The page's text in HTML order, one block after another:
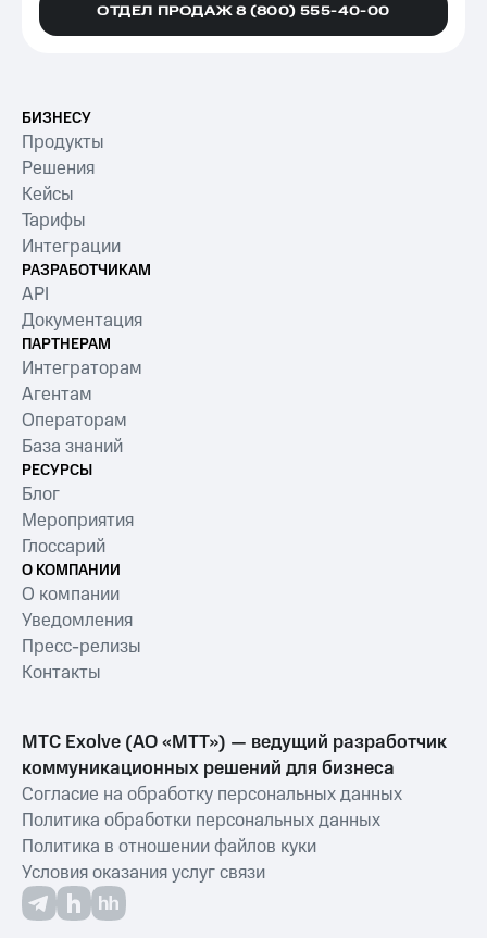
ОТДЕЛ ПРОДАЖ 8 (800) 555-40-00
БИЗНЕСУ
Продукты
Решения
Кейсы
Тарифы
Интеграции
РАЗРАБОТЧИКАМ
API
Документация
ПАРТНЕРАМ
Интеграторам
Агентам
Операторам
База знаний
РЕСУРСЫ
Блог
Мероприятия
Глоссарий
О КОМПАНИИ
О компании
Уведомления
Пресс-релизы
Контакты
МТС Exolve (АО «МТТ») — ведущий разработчик
коммуникационных решений для бизнеса
Согласие на обработку персональных данных
Политика обработки персональных данных
Политика в отношении файлов куки
Условия оказания услуг связи